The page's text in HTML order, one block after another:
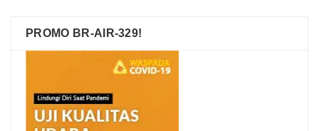
PROMO BR-AIR-329!